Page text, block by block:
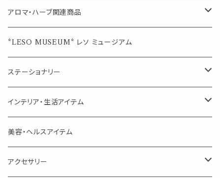
季節のハーブティー
箱入りアソート
ウェルカムボード・装飾
席札クリップ
プチギフト
スプレーボトル
スポイトボトル
精油用ボトル
ポンプ式ボトル
リップ容器
スクリュー容器
ブレンド
ジュエル オブ ビューティー
美人さんのハーブティー
シングル
アロマ・ハーブ関連商品
エッセンシャルオイル
シングル
ブレンド
クラフト器材・道具
キャリアオイル・ワックス
道具
お香・サシェ・キャンドル
線香
サシェ・香り袋
ディフューザー
アロマオイルウォーマー
*LESO MUSEUM* レソ ミュージアム
ステーショナリー
デザインクリップ
記号（ハート,星,etc）
音楽・楽器
ページオープナー・ワイドクリップ
ポストカード・メッセージカード
インテリア・生活アイテム
オブジェ
キャンドル・お香
美容・ヘルスアイテム
アクセサリー